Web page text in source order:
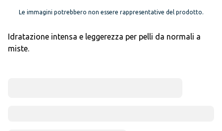
Le immagini potrebbero non essere rappresentative del prodotto.
Idratazione intensa e leggerezza per pelli da normali a
miste.